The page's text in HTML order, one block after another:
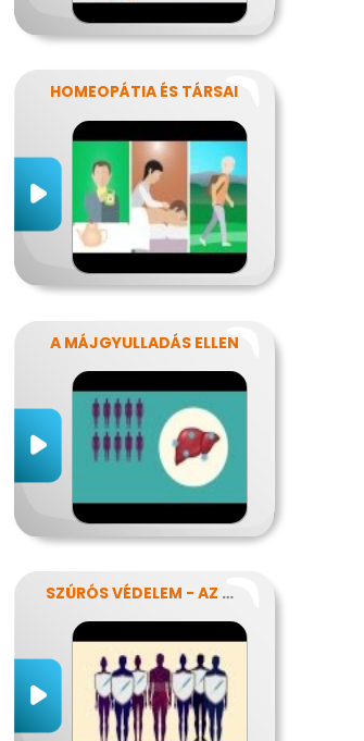
HOMEOPÁTIA ÉS TÁRSAI
A MÁJGYULLADÁS ELLEN
SZÚRÓS VÉDELEM - AZ OLTÁSOKRÓL